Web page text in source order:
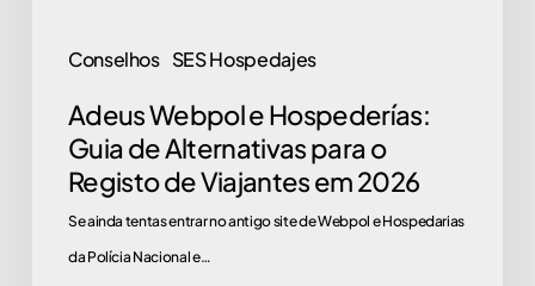
Conselhos SES Hospedajes
Viajantes
2026
Adeus Webpol e Hospederías:
Guia de Alternativas para o
Registo de Viajantes em 2026
Se ainda tentas entrar no antigo site de Webpol e Hospedarias
da Polícia Nacional e…